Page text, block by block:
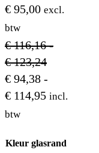
tot
€ 95,00Prijsklasse:
tot
€ 95,00
excl.
btw
€116,16 -
€123,24Prijsklasse:
€ 116,16
tot
€ 94,38 -
€ 114,95Prijsklasse:
€ 114,95
incl.
btw
Kleur glasrand